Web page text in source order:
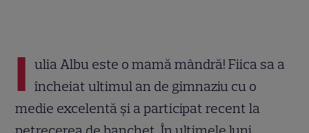
I ulia Albu este o mamă mândră! Fiica sa a
încheiat ultimul an de gimnaziu cu o
medie excelentă și a participat recent la